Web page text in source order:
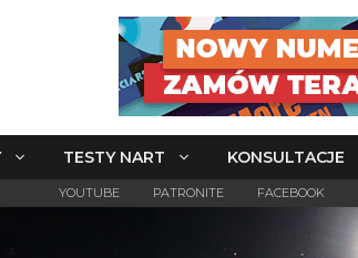
TESTY NART KONSULTACJE
YOUTUBE PATRONITE FACEBOOK